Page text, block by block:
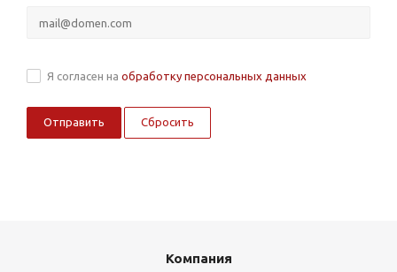
Я согласен на обработку персональных данных
Сбросить
Компания